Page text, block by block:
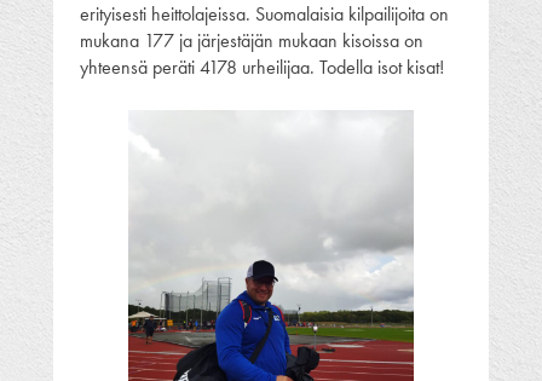
erityisesti heittolajeissa. Suomalaisia kilpailijoita on
mukana 177 ja järjestäjän mukaan kisoissa on
yhteensä peräti 4178 urheilijaa. Todella isot kisat!